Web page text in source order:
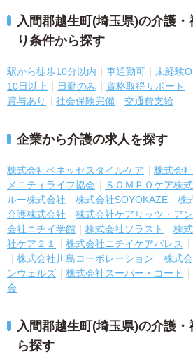
入間郡越生町(埼玉県)の介護
り条件から探す
駅から徒歩10分以内 車通勤可 未経験
10日以上
日勤のみ 資格取得サポート
賞与あり
社会保険完備 交通費支給
企業から介護の求人を探す
株式会社ベネッセスタイルケア 株式会
メニティライフ協会
ＳＯＭＰＯケア株
ルー株式会社
株式会社SOYOKAZE 株
介護株式会社
株式会社ケアリッツ・ア
会社ニチイ学館
株式会社ソラスト 株
社ケア２１
株式会社ニチイケアパレス
株式会社川島コーポレーション
株式
ンウェルズ
株式会社スーパー・コート
会
入間郡越生町(埼玉県)の介護
ら探す